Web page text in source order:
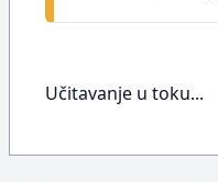
Učitavanje u toku...